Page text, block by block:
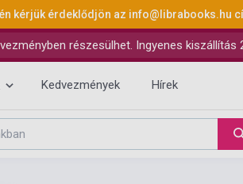
kérjük érdeklődjön az info@librabooks.hu
részesülhet. Ingyenes kiszállítás
Kedvezmények Hírek